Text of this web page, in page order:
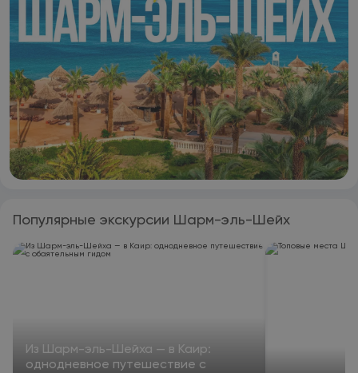
Популярные экскурсии Шарм-эль-Шейх
Из Шарм-эль-Шейха — в Каир:
однодневное путешествие с